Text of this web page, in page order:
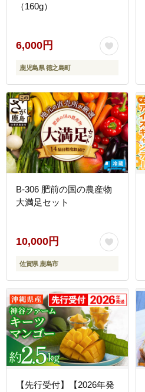
（160g）
6,000円
鹿児島県 徳之島町
B-306 肥前の国の農産物
大満足セット
10,000円
佐賀県 鹿島市
【先行受付】【2026年発